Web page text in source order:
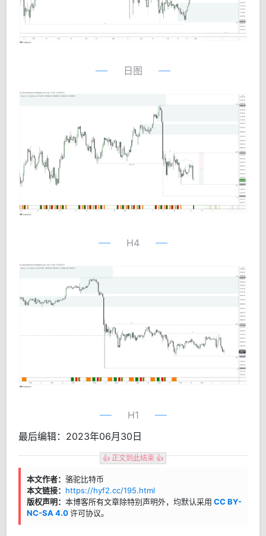
日图
H4
H1
最后编辑：2023年06月30日
👍 正文到此结束 👍
本文作者： 骆驼比特币
本文链接： https://hyf2.cc/195.html
版权声明： 本博客所有文章除特别声明外，均默认采用 CC BY-
NC-SA 4.0许可协议。